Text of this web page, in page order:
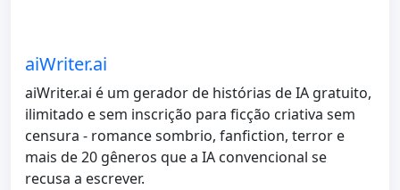
aiWriter.ai
aiWriter.ai é um gerador de histórias de IA gratuito,
ilimitado e sem inscrição para ficção criativa sem
censura - romance sombrio, fanfiction, terror e
mais de 20 gêneros que a IA convencional se
recusa a escrever.